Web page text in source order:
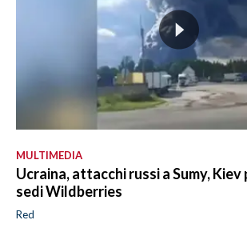
MULTIMEDIA
Ucraina, attacchi russi a Sumy, Kiev
sedi Wildberries
Red